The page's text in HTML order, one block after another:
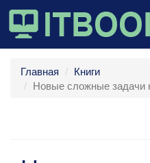
Главная
Книги
Новые сложные задачи